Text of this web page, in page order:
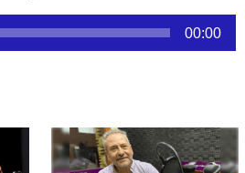
00:00